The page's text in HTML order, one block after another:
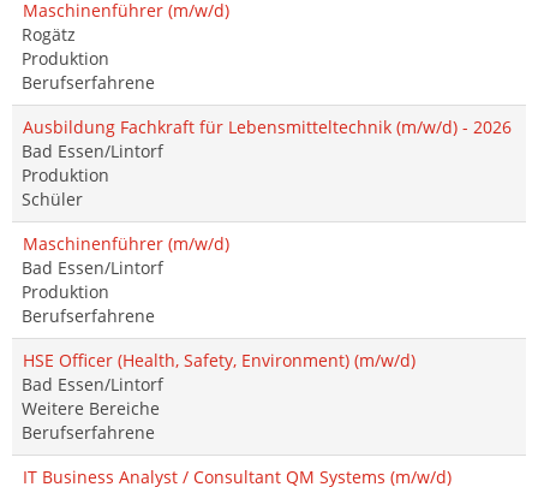
Maschinenführer (m/w/d)
Rogätz
Produktion
Berufserfahrene
Ausbildung Fachkraft für Lebensmitteltechnik (m/w/d) - 2026
Bad Essen/Lintorf
Produktion
Schüler
Maschinenführer (m/w/d)
Bad Essen/Lintorf
Produktion
Berufserfahrene
HSE Officer (Health, Safety, Environment) (m/w/d)
Bad Essen/Lintorf
Weitere Bereiche
Berufserfahrene
IT Business Analyst / Consultant QM Systems (m/w/d)